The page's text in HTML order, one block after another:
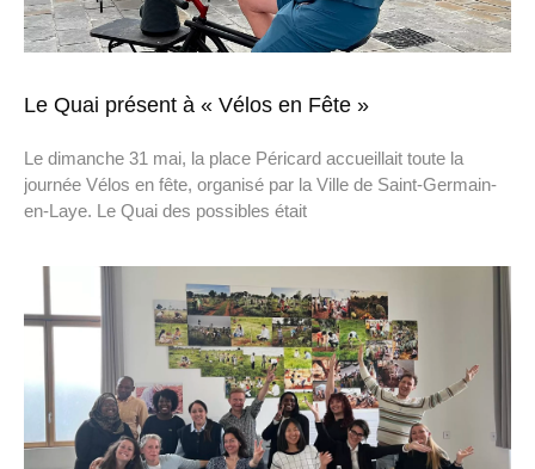
Le Quai présent à « Vélos en Fête »
Le dimanche 31 mai, la place Péricard accueillait toute la
journée Vélos en fête, organisé par la Ville de Saint-Germain-
en-Laye. Le Quai des possibles était